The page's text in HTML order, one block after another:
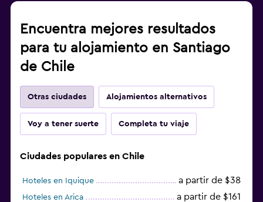
Encuentra mejores resultados
para tu alojamiento en Santiago
de Chile
Otras ciudades Alojamientos alternativos
Voy a tener suerte Completa tu viaje
Ciudades populares en Chile
Hoteles en Iquique a partir de $38
Hoteles en Arica a partir de $161